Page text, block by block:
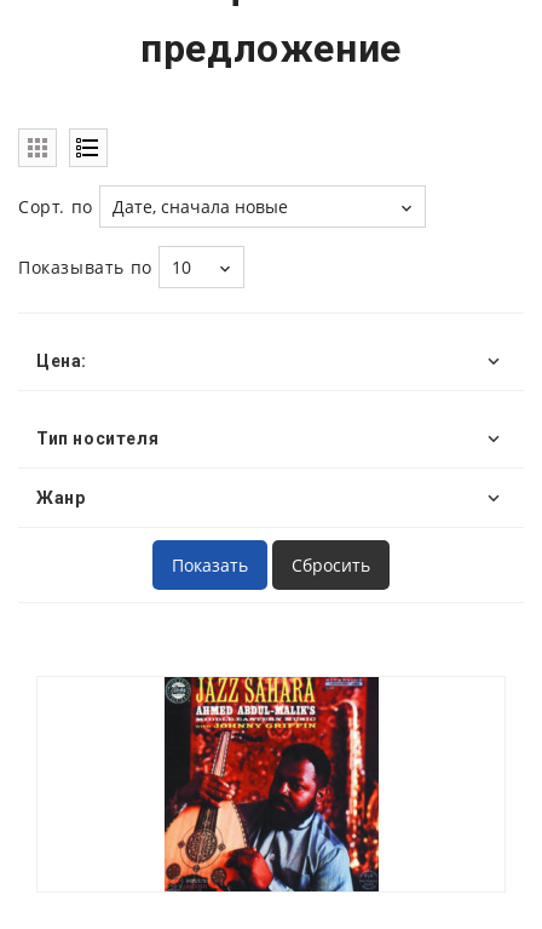
предложение
Сорт. по Дате, сначала новые
Показывать по 10
Цена:
Тип носителя
Жанр